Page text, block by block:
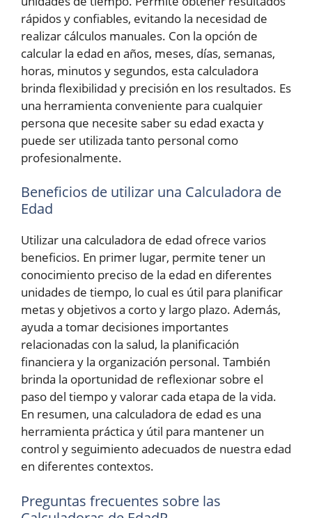
rápidos y confiables, evitando la necesidad de
realizar cálculos manuales. Con la opción de
calcular la edad en años, meses, días, semanas,
horas, minutos y segundos, esta calculadora
brinda flexibilidad y precisión en los resultados. Es
una herramienta conveniente para cualquier
persona que necesite saber su edad exacta y
puede ser utilizada tanto personal como
profesionalmente.
Beneficios de utilizar una Calculadora de
Edad
Utilizar una calculadora de edad ofrece varios
beneficios. En primer lugar, permite tener un
conocimiento preciso de la edad en diferentes
unidades de tiempo, lo cual es útil para planificar
metas y objetivos a corto y largo plazo. Además,
ayuda a tomar decisiones importantes
relacionadas con la salud, la planificación
financiera y la organización personal. También
brinda la oportunidad de reflexionar sobre el
paso del tiempo y valorar cada etapa de la vida.
En resumen, una calculadora de edad es una
herramienta práctica y útil para mantener un
control y seguimiento adecuados de nuestra edad
en diferentes contextos.
Preguntas frecuentes sobre las